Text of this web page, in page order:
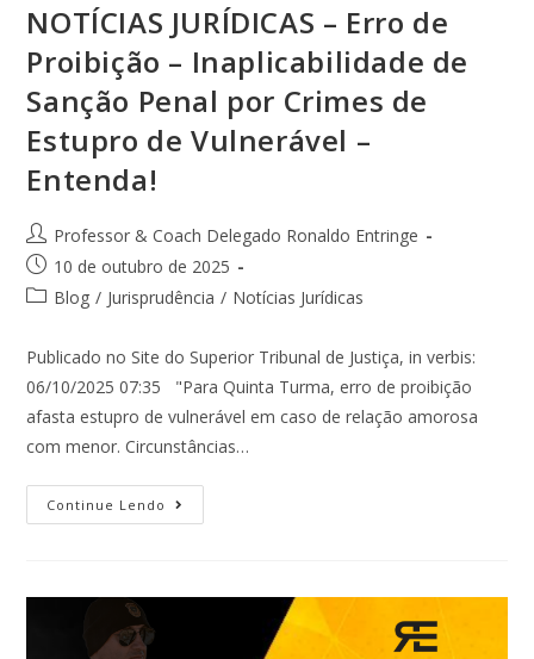
NOTÍCIAS JURÍDICAS – Erro de
Proibição – Inaplicabilidade de
Sanção Penal por Crimes de
Estupro de Vulnerável –
Entenda!
Professor & Coach Delegado Ronaldo Entringe
10 de outubro de 2025
Blog / Jurisprudência / Notícias Jurídicas
Publicado no Site do Superior Tribunal de Justiça, in verbis:
06/10/2025 07:35 "Para Quinta Turma, erro de proibição
afasta estupro de vulnerável em caso de relação amorosa
com menor. Circunstâncias…
Continue Lendo